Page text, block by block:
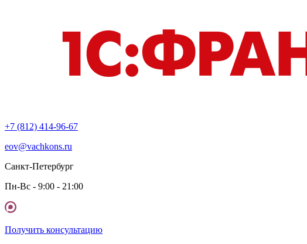
+7 (812) 414-96-67
eov@vachkons.ru
Санкт-Петербург
Пн-Вс - 9:00 - 21:00
Получить консультацию